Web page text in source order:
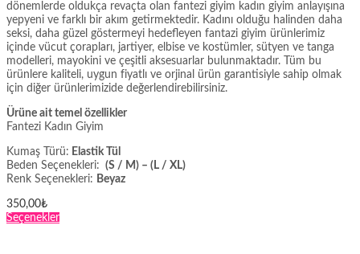
dönemlerde oldukça revaçta olan fantezi giyim kadın giyim anlayışına
yepyeni ve farklı bir akım getirmektedir. Kadını olduğu halinden daha
seksi, daha güzel göstermeyi hedefleyen fantazi giyim ürünlerimiz
içinde vücut çorapları, jartiyer, elbise ve kostümler, sütyen ve tanga
modelleri, mayokini ve çeşitli aksesuarlar bulunmaktadır. Tüm bu
ürünlere kaliteli, uygun fiyatlı ve orjinal ürün garantisiyle sahip olmak
için diğer ürünlerimizide değerlendirebilirsiniz.
Ürüne ait temel özellikler
Fantezi Kadın Giyim
Kumaş Türü: Elastik Tül
Beden Seçenekleri: (S / M) – (L / XL)
Renk Seçenekleri: Beyaz
350,00₺
SeçeneklerBu